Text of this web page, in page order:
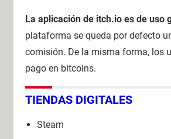
La aplicación de itch.io es de uso
plataforma se queda por defecto
comisión. De la misma forma, los
pago en bitcoins.
TIENDAS DIGITALES
Steam